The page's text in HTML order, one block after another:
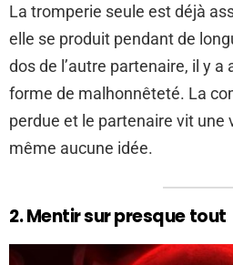
La tromperie seule est déjà
elle se produit pendant de
dos de l’autre partenaire, il y a
forme de malhonnêteté. La
perdue et le partenaire vit une
même aucune idée.
2. Mentir sur presque tout